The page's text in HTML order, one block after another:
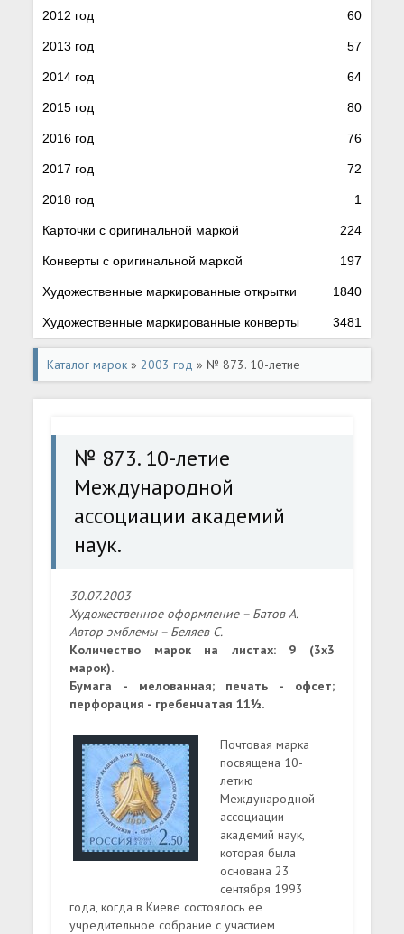
2012 год 60
2013 год 57
2014 год 64
2015 год 80
2016 год 76
2017 год 72
2018 год 1
Карточки с оригинальной маркой 224
Конверты с оригинальной маркой 197
Художественные маркированные открытки 1840
Художественные маркированные конверты 3481
Каталог марок »2003 год » № 873. 10-летие
Международной ассоциации академий наук.
№ 873. 10-летие
Международной
ассоциации академий
наук.
30.07.2003
Художественное оформление – Батов А.
Автор эмблемы – Беляев С.
Количество марок на листах: 9 (3х3
марок).
Бумага - мелованная; печать - офсет;
перфорация - гребенчатая 11½.
Почтовая марка
посвящена 10-
летию
Международной
ассоциации
академий наук,
которая была
основана 23
сентября 1993
года, когда в Киеве состоялось ее
учредительное собрание с участием